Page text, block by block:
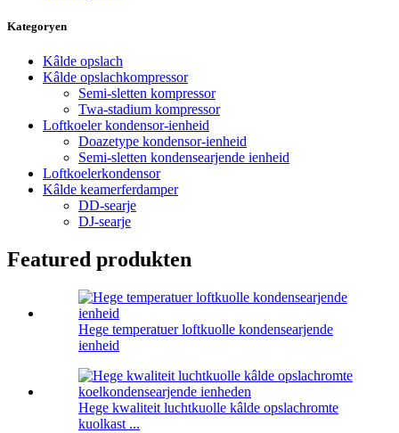
Kategoryen
Kâlde opslach
Kâlde opslachkompressor
Semi-sletten kompressor
Twa-stadium kompressor
Loftkoeler kondensor-ienheid
Doazetype kondensor-ienheid
Semi-sletten kondensearjende ienheid
Loftkoelerkondensor
Kâlde keamerferdamper
DD-searje
DJ-searje
Featured produkten
Hege temperatuer loftkuolle kondensearjende
ienheid
Hege kwaliteit luchtkuolle kâlde opslachromte
kuolkast ...